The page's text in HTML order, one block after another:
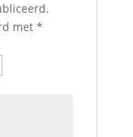
met *